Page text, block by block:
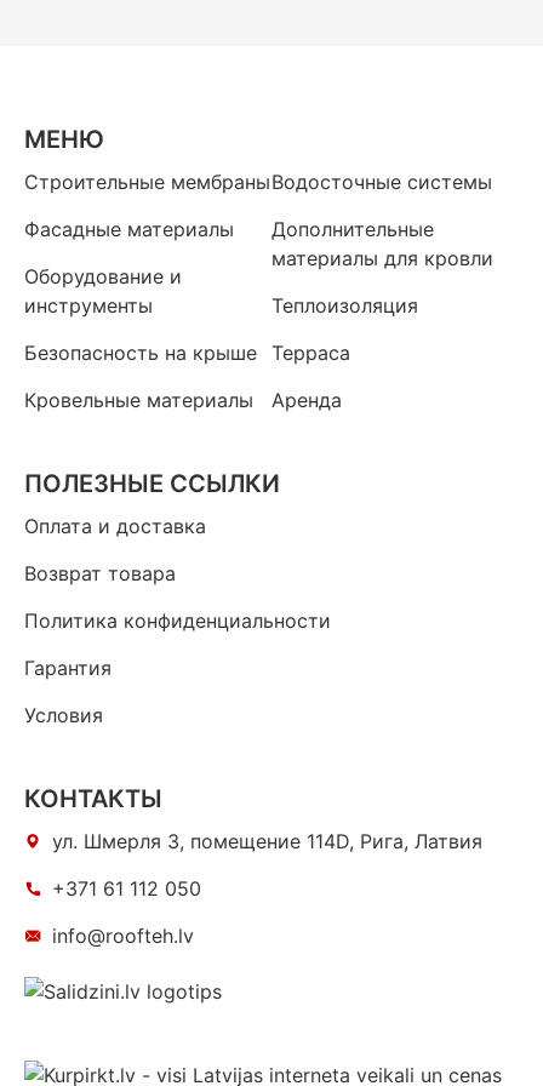
МЕНЮ
Строительные мембраны
Фасадные материалы
Оборудование и
инструменты
Безопасность на крыше
Кровельные материалы
Водосточные системы
Дополнительные
материалы для кровли
Теплоизоляция
Терраса
Аренда
ПОЛЕЗНЫЕ ССЫЛКИ
Оплата и доставка
Возврат товара
Политика конфиденциальности
Гарантия
Условия
КОНТАКТЫ
ул. Шмерля 3, помещение 114D, Рига, Латвия
+371 61 112 050
info@roofteh.lv